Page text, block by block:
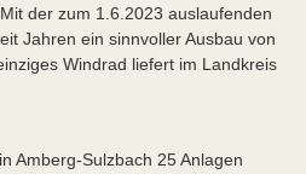
der zum 1.6.2023 auslaufenden
Jahren ein sinnvoller Ausbau von
Windrad liefert im Landkreis
Amberg-Sulzbach 25 Anlagen